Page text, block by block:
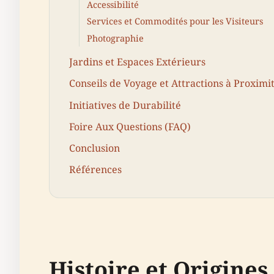
Accessibilité
Services et Commodités pour les Visiteurs
Photographie
Jardins et Espaces Extérieurs
Conseils de Voyage et Attractions à
Initiatives de Durabilité
Foire Aux Questions (FAQ)
Conclusion
Références